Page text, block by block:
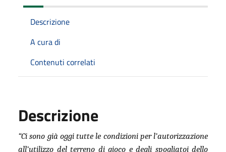
Descrizione
A cura di
Contenuti correlati
Descrizione
“Ci sono già oggi tutte le condizioni per l’autorizzazione
all’utilizzo del terreno di gioco e degli spogliatoi dello